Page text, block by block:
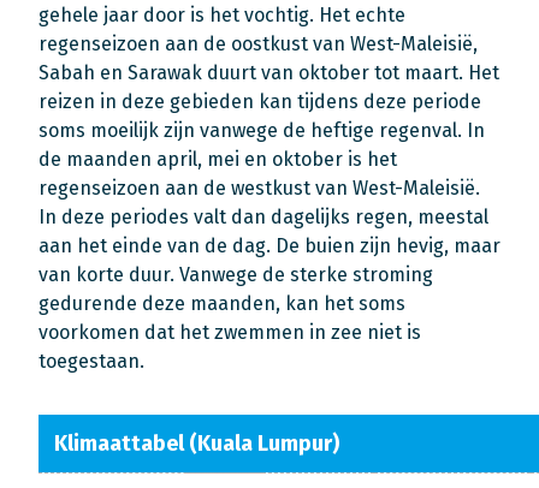
gehele jaar door is het vochtig. Het echte
regenseizoen aan de oostkust van West-Maleisië,
Sabah en Sarawak duurt van oktober tot maart. Het
reizen in deze gebieden kan tijdens deze periode
soms moeilijk zijn vanwege de heftige regenval. In
de maanden april, mei en oktober is het
regenseizoen aan de westkust van West-Maleisië.
In deze periodes valt dan dagelijks regen, meestal
aan het einde van de dag. De buien zijn hevig, maar
van korte duur. Vanwege de sterke stroming
gedurende deze maanden, kan het soms
voorkomen dat het zwemmen in zee niet is
toegestaan.
Klimaattabel (Kuala Lumpur)